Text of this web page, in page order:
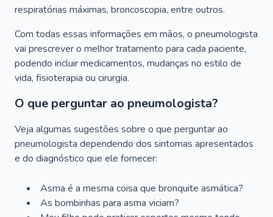
respiratórias máximas, broncoscopia, entre outros.
Com todas essas informações em mãos, o pneumologista
vai prescrever o melhor tratamento para cada paciente,
podendo incluir medicamentos, mudanças no estilo de
vida, fisioterapia ou cirurgia.
O que perguntar ao pneumologista?
Veja algumas sugestões sobre o que perguntar ao
pneumologista dependendo dos sintomas apresentados
e do diagnóstico que ele fornecer:
Asma é a mesma coisa que bronquite asmática?
As bombinhas para asma viciam?